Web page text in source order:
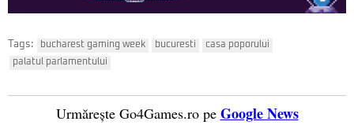
Tags: bucharest gaming week bucuresti
casa poporului
palatul parlamentului
Urmărește Go4Games.ro pe Google News